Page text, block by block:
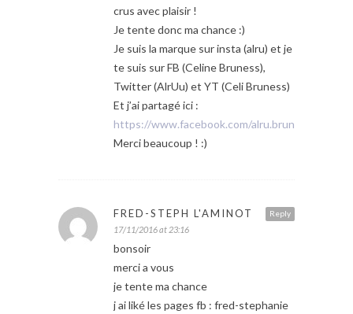
crus avec plaisir !
Je tente donc ma chance :)
Je suis la marque sur insta (alru) et je
te suis sur FB (Celine Bruness),
Twitter (AlrUu) et YT (Celi Bruness)
Et j’ai partagé ici :
https://www.facebook.com/alru.bruness/posts/
Merci beaucoup ! :)
Reply
FRED-STEPH L'AMINOT
17/11/2016 at 23:16
bonsoir
merci a vous
je tente ma chance
j ai liké les pages fb : fred-stephanie